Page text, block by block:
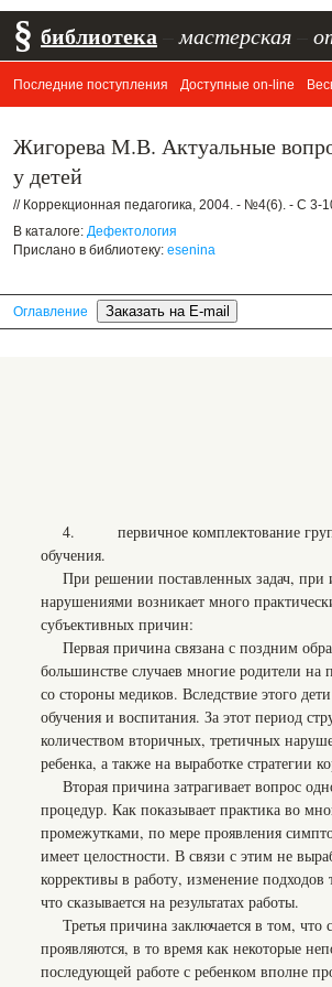
§ библиотека мастерская
Последние поступления Доступные on-line
Жигорева М.В. Актуальные
у детей
// Коррекционная педагогика, 2004. - №4(6). - С 3-
В каталоге: Дефектология
Прислано в библиотеку: esenina
Оглавление
4. первичное комплектование групп,
обучения.
При решении поставленных задач, при
нарушениями возникает много
субъективных причин:
Первая причина связана с поздним
большинстве случаев многие родители на
со стороны медиков. Вследствие этого
обучения и воспитания. За этот период
количеством вторичных, третичных
ребенка, а также на выработке стратегии
Вторая причина затрагивает вопрос
процедур. Как показывает практика во
промежутками, по мере проявления
имеет целостности. В связи с этим не
коррективы в работу, изменение подходов
что сказывается на результатах работы.
Третья причина заключается в том,
проявляются, в то время как некоторые
последующей работе с ребенком вполне